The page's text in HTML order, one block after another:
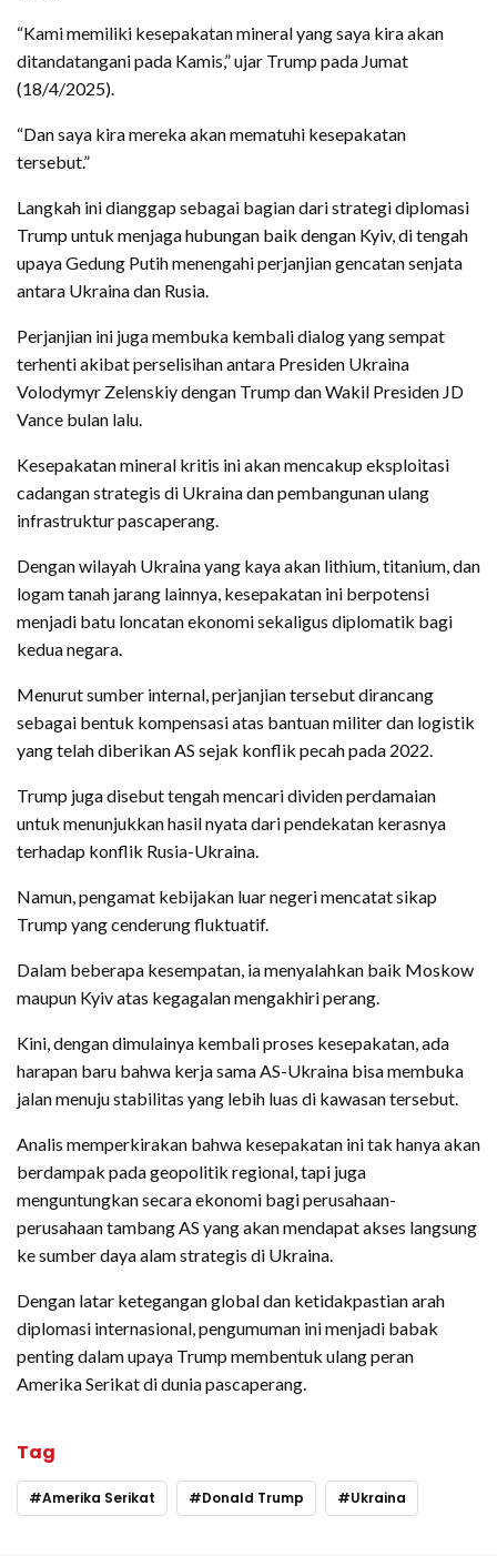
“Kami memiliki kesepakatan mineral yang saya kira akan
ditandatangani pada Kamis,” ujar Trump pada Jumat
(18/4/2025).
“Dan saya kira mereka akan mematuhi kesepakatan
tersebut.”
Langkah ini dianggap sebagai bagian dari strategi diplomasi
Trump untuk menjaga hubungan baik dengan Kyiv, di tengah
upaya Gedung Putih menengahi perjanjian gencatan senjata
antara Ukraina dan Rusia.
Perjanjian ini juga membuka kembali dialog yang sempat
terhenti akibat perselisihan antara Presiden Ukraina
Volodymyr Zelenskiy dengan Trump dan Wakil Presiden JD
Vance bulan lalu.
Kesepakatan mineral kritis ini akan mencakup eksploitasi
cadangan strategis di Ukraina dan pembangunan ulang
infrastruktur pascaperang.
Dengan wilayah Ukraina yang kaya akan lithium, titanium, dan
logam tanah jarang lainnya, kesepakatan ini berpotensi
menjadi batu loncatan ekonomi sekaligus diplomatik bagi
kedua negara.
Menurut sumber internal, perjanjian tersebut dirancang
sebagai bentuk kompensasi atas bantuan militer dan logistik
yang telah diberikan AS sejak konflik pecah pada 2022.
Trump juga disebut tengah mencari dividen perdamaian
untuk menunjukkan hasil nyata dari pendekatan kerasnya
terhadap konflik Rusia-Ukraina.
Namun, pengamat kebijakan luar negeri mencatat sikap
Trump yang cenderung fluktuatif.
Dalam beberapa kesempatan, ia menyalahkan baik Moskow
maupun Kyiv atas kegagalan mengakhiri perang.
Kini, dengan dimulainya kembali proses kesepakatan, ada
harapan baru bahwa kerja sama AS-Ukraina bisa membuka
jalan menuju stabilitas yang lebih luas di kawasan tersebut.
Analis memperkirakan bahwa kesepakatan ini tak hanya akan
berdampak pada geopolitik regional, tapi juga
menguntungkan secara ekonomi bagi perusahaan-
perusahaan tambang AS yang akan mendapat akses langsung
ke sumber daya alam strategis di Ukraina.
Dengan latar ketegangan global dan ketidakpastian arah
diplomasi internasional, pengumuman ini menjadi babak
penting dalam upaya Trump membentuk ulang peran
Amerika Serikat di dunia pascaperang.
Tag
Amerika Serikat Donald Trump Ukraina